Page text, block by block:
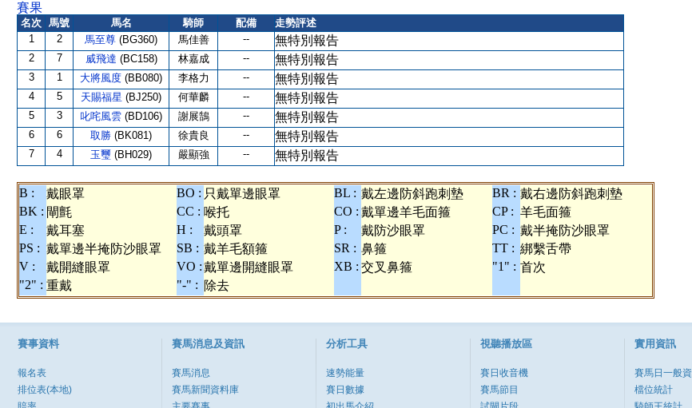
賽果
名次 馬號 馬名 騎師 配備
走勢評述
1
2 馬至尊 (BG360) 馬佳善 -- 無特別報告
2 7 威飛達 (BC158) 林嘉成 -- 無特別報告
3 1 大將風度 (BB080) 李格力 -- 無特別報告
4 5 天賜福星 (BJ250) 何華麟 -- 無特別報告
5 3 叱咤風雲 (BD106) 謝展鵠 -- 無特別報告
6 6 取勝 (BK081) 徐貴良 -- 無特別報告
7 4 玉璽 (BH029) 嚴顯強 -- 無特別報告
B : 戴眼罩 BO : 只戴單邊眼罩 BL : 戴左邊防斜跑刺墊 BR : 戴右邊防斜跑刺墊
BK : 閘氈 CC : 喉托 CO : 戴單邊羊毛面箍 CP : 羊毛面箍
E :
戴耳塞 H : 戴頭罩 P : 戴防沙眼罩 PC : 戴半掩防沙眼罩
PS : 戴單邊半掩防沙眼罩 SB : 戴羊毛額箍 SR : 鼻箍 TT : 綁繫舌帶
V :
戴開縫眼罩 VO :戴單邊開縫眼罩 XB : 交叉鼻箍 "1" : 首次
"2" : 重戴 "-" : 除去
賽事資料
報名表
排位表(本地)
賽馬消息及資訊
賽馬消息
賽馬新聞資料庫
分析工具
速勢能量
賽日數據
視聽播放區
賽日收音機
賽馬節目
實用資訊
賽馬日一般
檔位統計